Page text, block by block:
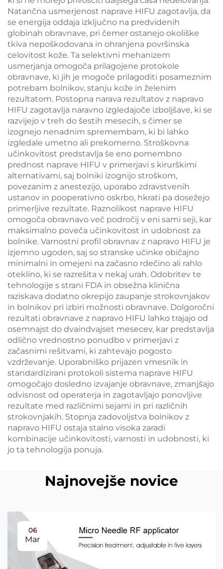
Natančna usmerjenost naprave HIFU zagotavlja, da
se energija oddaja izključno na predvidenih
globinah obravnave, pri čemer ostanejo okoliške
tkiva nepoškodovana in ohranjena površinska
celovitost kože. Ta selektivni mehanizem
usmerjanja omogoča prilagojene protokole
obravnave, ki jih je mogoče prilagoditi posameznim
potrebam bolnikov, stanju kože in želenim
rezultatom. Postopna narava rezultatov z napravo
HIFU zagotavlja naravno izgledajoče izboljšave, ki se
razvijejo v treh do šestih mesecih, s čimer se
izognejo nenadnim spremembam, ki bi lahko
izgledale umetno ali prekomerno. Stroškovna
učinkovitost predstavlja še eno pomembno
prednost naprave HIFU v primerjavi s kirurškimi
alternativami, saj bolniki izognijo stroškom,
povezanim z anestezijo, uporabo zdravstvenih
ustanov in pooperativno oskrbo, hkrati pa dosežejo
primerljive rezultate. Raznolikost naprave HIFU
omogoča obravnavo več področij v eni sami seji, kar
maksimalno poveča učinkovitost in udobnost za
bolnike. Varnostni profil obravnav z napravo HIFU je
izjemno ugoden, saj so stranske učinke običajno
minimalni in omejeni na začasno rdečino ali rahlo
oteklino, ki se razrešita v nekaj urah. Odobritev te
tehnologije s strani FDA in obsežna klinična
raziskava dodatno okrepijo zaupanje strokovnjakov
in bolnikov pri izbiri možnosti obravnave. Dolgoročni
rezultati obravnave z napravo HIFU lahko trajajo od
osemnajst do dvaindvajset mesecev, kar predstavlja
odlično vrednostno ponudbo v primerjavi z
začasnimi rešitvami, ki zahtevajo pogosto
vzdrževanje. Uporabniško prijazen vmesnik in
standardizirani protokoli sistema naprave HIFU
omogočajo dosledno izvajanje obravnave, zmanjšajo
odvisnost od operaterja in zagotavljajo ponovljive
rezultate med različnimi sejami in pri različnih
strokovnjakih. Stopnja zadovoljstva bolnikov z
napravo HIFU ostaja stalno visoka zaradi
kombinacije učinkovitosti, varnosti in udobnosti, ki
jo ta tehnologija ponuja.
Najnovejše novice
06
Mar